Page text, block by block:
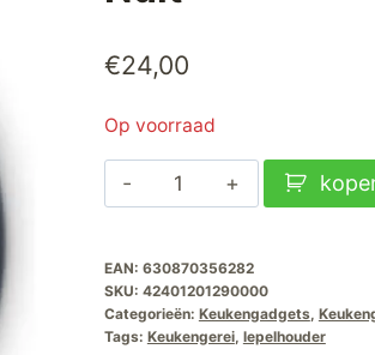
€24,00
Op voorraad
Le
Creuset
Bloemmotief-
Nuit
aantal
EAN: 630870356282
SKU: 42401201290000
Categorieën: Keukengadgets,
Tags: Keukengerei, lepelhouder